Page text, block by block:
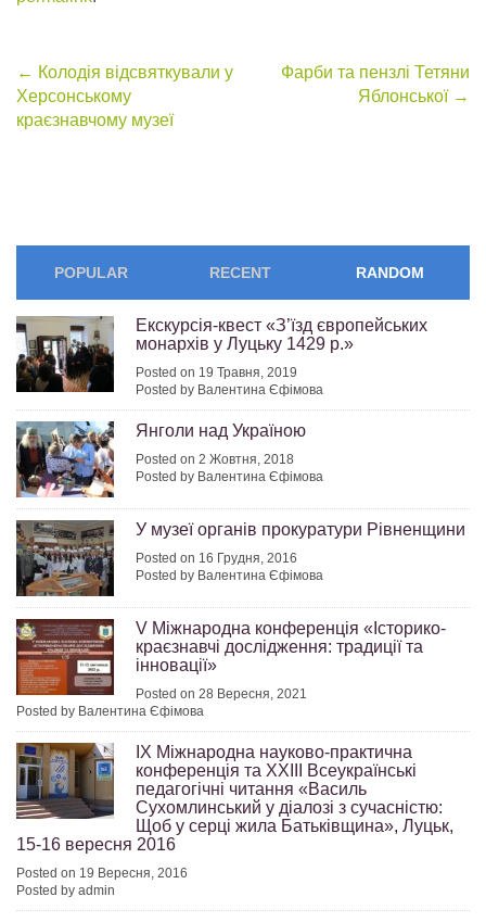
Post
navigation
← Колодія відсвяткували у
Херсонському
краєзнавчому музеї
Фарби та пензлі Тетяни
Яблонської →
POPULAR RECENT RANDOM
Екскурсія-квест «З’їзд європейських
монархів у Луцьку 1429 р.»
Posted on 19 Травня, 2019
Posted by Валентина Єфімова
Янголи над Україною
Posted on 2 Жовтня, 2018
Posted by Валентина Єфімова
У музеї органів прокуратури Рівненщини
Posted on 16 Грудня, 2016
Posted by Валентина Єфімова
V Міжнародна конференція «Історико-
краєзнавчі дослідження: традиції та
інновації»
Posted on 28 Вересня, 2021
Posted by Валентина Єфімова
ІХ Міжнародна науково-практична
конференція та ХХІІІ Всеукраїнські
педагогічні читання «Василь
Сухомлинський у діалозі з сучасністю:
Щоб у серці жила Батьківщина», Луцьк,
15-16 вересня 2016
Posted on 19 Вересня, 2016
Posted by admin